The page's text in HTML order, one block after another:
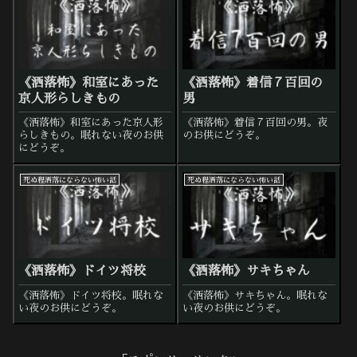
《洒落怖》和室にあった
京人形らしきもの
《洒落怖》和室にあった京人形
らしきもの。眠れない夜のお供
にどうぞ。
《洒落怖》着信７百回の
男
《洒落怖》着信７百回の男。夜
のお供にどうぞ。
死ぬ程洒落にならない怖い話
《洒落怖》ドイツ将校
《洒落怖》ドイツ将校。眠れな
い夜のお供にどうぞ。
死ぬ程洒落にならない怖い話
《洒落怖》サキちゃん
《洒落怖》サキちゃん。眠れな
い夜のお供にどうぞ。